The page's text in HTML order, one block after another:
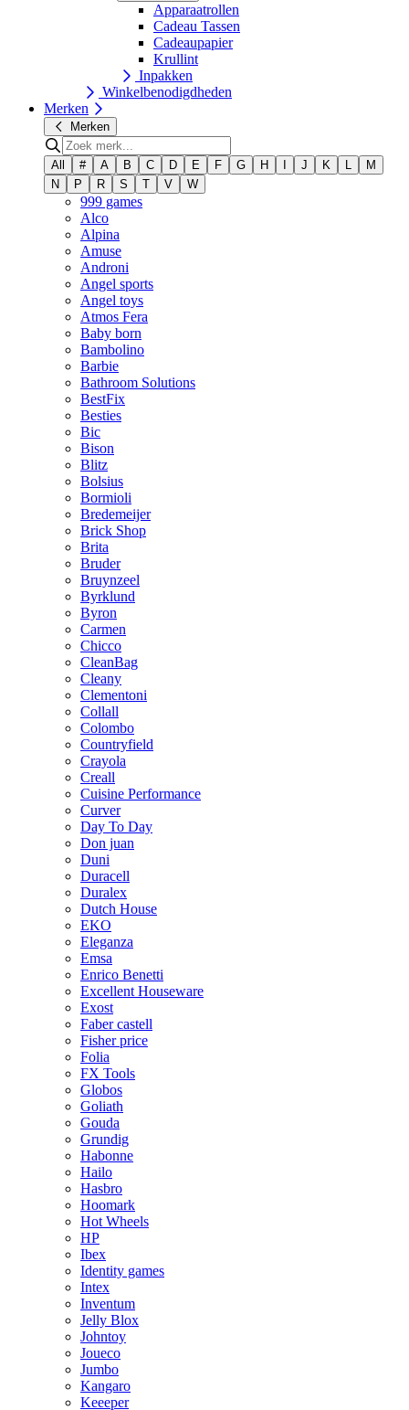
Apparaatrollen
Cadeau Tassen
Cadeaupapier
Krullint
Inpakken
Winkelbenodigdheden
Merken
Merken
All # A B C D E F G H J K L
M
N
P R S T V W
999 games
Alco
Alpina
Amuse
Androni
Angel sports
Angel toys
Atmos Fera
Baby born
Bambolino
Barbie
Bathroom Solutions
BestFix
Besties
Bic
Bison
Blitz
Bolsius
Bormioli
Bredemeijer
Brick Shop
Brita
Bruder
Bruynzeel
Byrklund
Byron
Carmen
Chicco
CleanBag
Cleany
Clementoni
Collall
Colombo
Countryfield
Crayola
Creall
Cuisine Performance
Curver
Day To Day
Don juan
Duni
Duracell
Duralex
Dutch House
EKO
Eleganza
Emsa
Enrico Benetti
Excellent Houseware
Exost
Faber castell
Fisher price
Folia
FX Tools
Globos
Goliath
Gouda
Grundig
Habonne
Hailo
Hasbro
Hoomark
Hot Wheels
HP
Ibex
Identity games
Intex
Inventum
Jelly Blox
Johntoy
Joueco
Jumbo
Kangaro
Keeeper